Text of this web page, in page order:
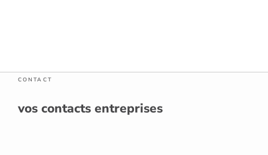
CONTACT
vos contacts entreprises